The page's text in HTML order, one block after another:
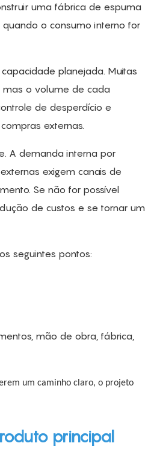
uma fábrica de espuma
o consumo interno for
planejada. Muitas
mas o volume de cada
de desperdício e
externas.
A demanda interna por
exigem canais de
Se não for possível
de custos e se tornar um
seguintes pontos:
mão de obra, fábrica,
um caminho claro, o projeto
principal